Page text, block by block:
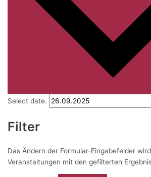
Select date.
Filter
Das Ändern der Formular-Eingabefelder
Veranstaltungen mit den gefilterten